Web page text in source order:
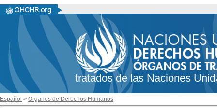
tratados de las Naciones
Español > Organos de Derechos Humanos